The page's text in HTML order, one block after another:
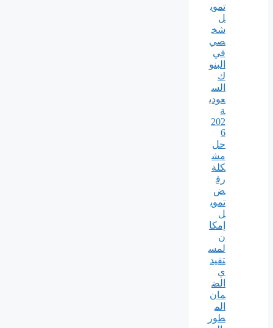
تموي
ل
شخ
صي
في
البنو
ك
الس
عودي
ة
202
6
حل
مش
كلة
رف
ض
تموي
ل
إمكا
ن
لمس
تفيد
ي
الض
مان
الم
طور